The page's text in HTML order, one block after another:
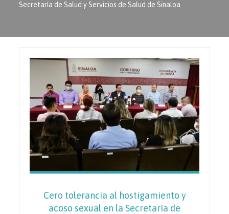
Secretaría de Salud y Servicios de Salud de Sinaloa
Cero tolerancia al hostigamiento y
acoso sexual en la Secretaría de